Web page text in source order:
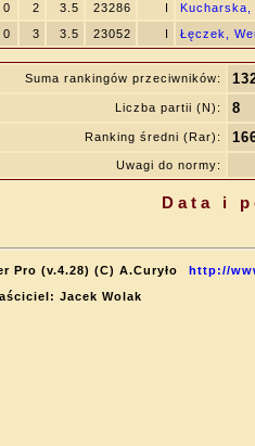
0 2 3.5 23286 I
Kucharska,
0 3 3.5 23052 I Łęczek,
Suma rankingów przeciwników:
Liczba partii (N): 8
Ranking średni (Rar):
Uwagi do normy:
Data i
Pro (v.4.28) (C) A.Curyło
http://
Jacek Wolak